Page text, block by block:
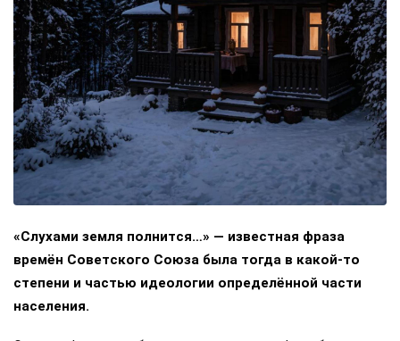
«Слухами земля полнится…» — известная фраза
времён Советского Союза была тогда в какой-то
степени и частью идеологии определённой части
населения.